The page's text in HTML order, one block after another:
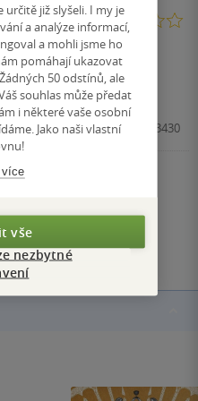
CooBoo, 2021, 9788076613430
hodnocení
hodnocení
již slyšeli. I my je
a analýze informací,
a mohli jsme ho
pomáhají ukazovat
50 odstínů, ale
souhlas může předat
i některé vaše osobní
Jako naši vlastní
vše
nezbytné